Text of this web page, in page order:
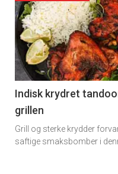
akkurat
nå
-
2
Indisk krydret
grillen
Grill og sterke krydder
saftige smaksbomber i